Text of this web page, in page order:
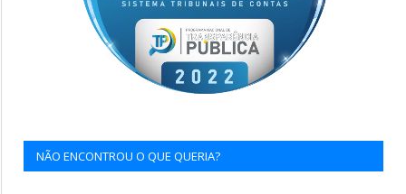
NÃO ENCONTROU O QUE QUERIA?